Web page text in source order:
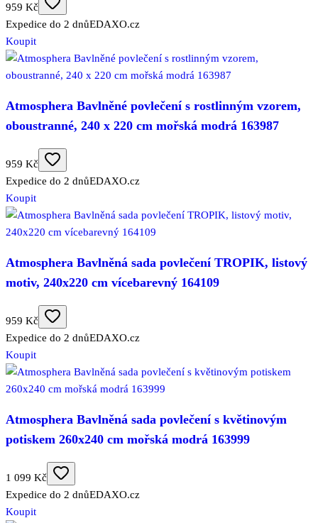
959 Kč
Expedice do 2 dnůEDAXO.cz
Koupit
Atmosphera Bavlněné povlečení s rostlinným vzorem,
oboustranné, 240 x 220 cm mořská modrá 163987
959 Kč
Expedice do 2 dnůEDAXO.cz
Koupit
Atmosphera Bavlněná sada povlečení TROPIK, listový
motiv, 240x220 cm vícebarevný 164109
959 Kč
Expedice do 2 dnůEDAXO.cz
Koupit
Atmosphera Bavlněná sada povlečení s květinovým
potiskem 260x240 cm mořská modrá 163999
1 099 Kč
Expedice do 2 dnůEDAXO.cz
Koupit